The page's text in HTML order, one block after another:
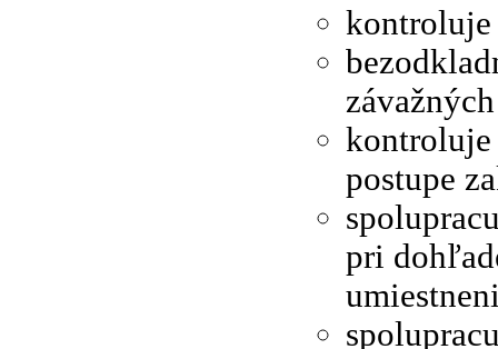
kontroluje
kontroluje
postupe
pri